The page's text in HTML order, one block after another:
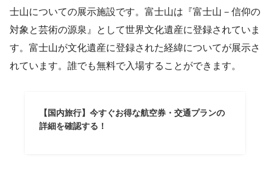
士山についての展示施設です。富士山は『富士山－信仰の
対象と芸術の源泉』として世界文化遺産に登録されていま
す。富士山が文化遺産に登録された経緯についてが展示さ
れています。誰でも無料で入場することができます。
【国内旅行】今すぐお得な航空券・交通プランの
詳細を確認する！